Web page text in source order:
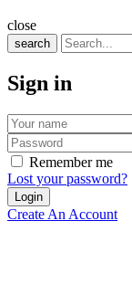
close
search
Sign in
Remember me
Lost your password?
Create An Account